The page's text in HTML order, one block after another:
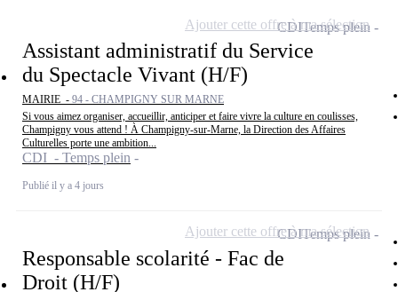
Assistant administratif du Service
du Spectacle Vivant (H/F)
MAIRIE - 94 - CHAMPIGNY SUR MARNE
Si vous aimez organiser, accueillir, anticiper et faire vivre la culture en coulisses,
Champigny vous attend ! À Champigny-sur-Marne, la Direction des Affaires
Culturelles porte une ambition...
CDI - Temps plein
Publié il y a 4 jours
CDITemps plein
Ajouter cette offre à ma sélection
Responsable scolarité - Fac de
Droit (H/F)
CDITemps plein
Ajouter cette offre à ma sélection